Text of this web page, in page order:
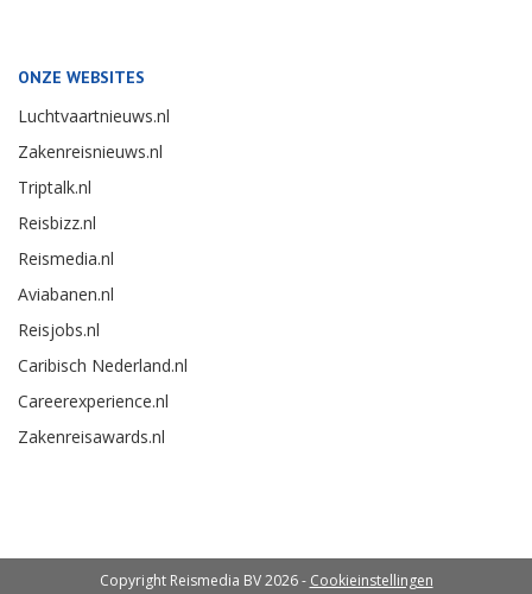
ONZE WEBSITES
Luchtvaartnieuws.nl
Zakenreisnieuws.nl
Triptalk.nl
Reisbizz.nl
Reismedia.nl
Aviabanen.nl
Reisjobs.nl
Caribisch Nederland.nl
Careerexperience.nl
Zakenreisawards.nl
Copyright Reismedia BV 2026 - Cookieinstellingen